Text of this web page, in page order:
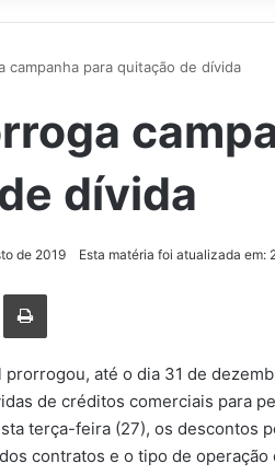
campanha para quitação de dívida
dívida
de 2019 Esta matéria foi atualizada em:
prorrogou, até o dia 31 de
de créditos comerciais para
terça-feira (27), os descontos
contratos e o tipo de operação